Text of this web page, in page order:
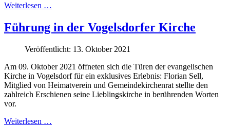
Weiterlesen …
Führung in der Vogelsdorfer Kirche
Veröffentlicht: 13. Oktober 2021
Am 09. Oktober 2021 öffneten sich die Türen der evangelischen
Kirche in Vogelsdorf für ein exklusives Erlebnis: Florian Sell,
Mitglied von Heimatverein und Gemeindekirchenrat stellte den
zahlreich Erschienen seine Lieblingskirche in berührenden Worten
vor.
Weiterlesen …